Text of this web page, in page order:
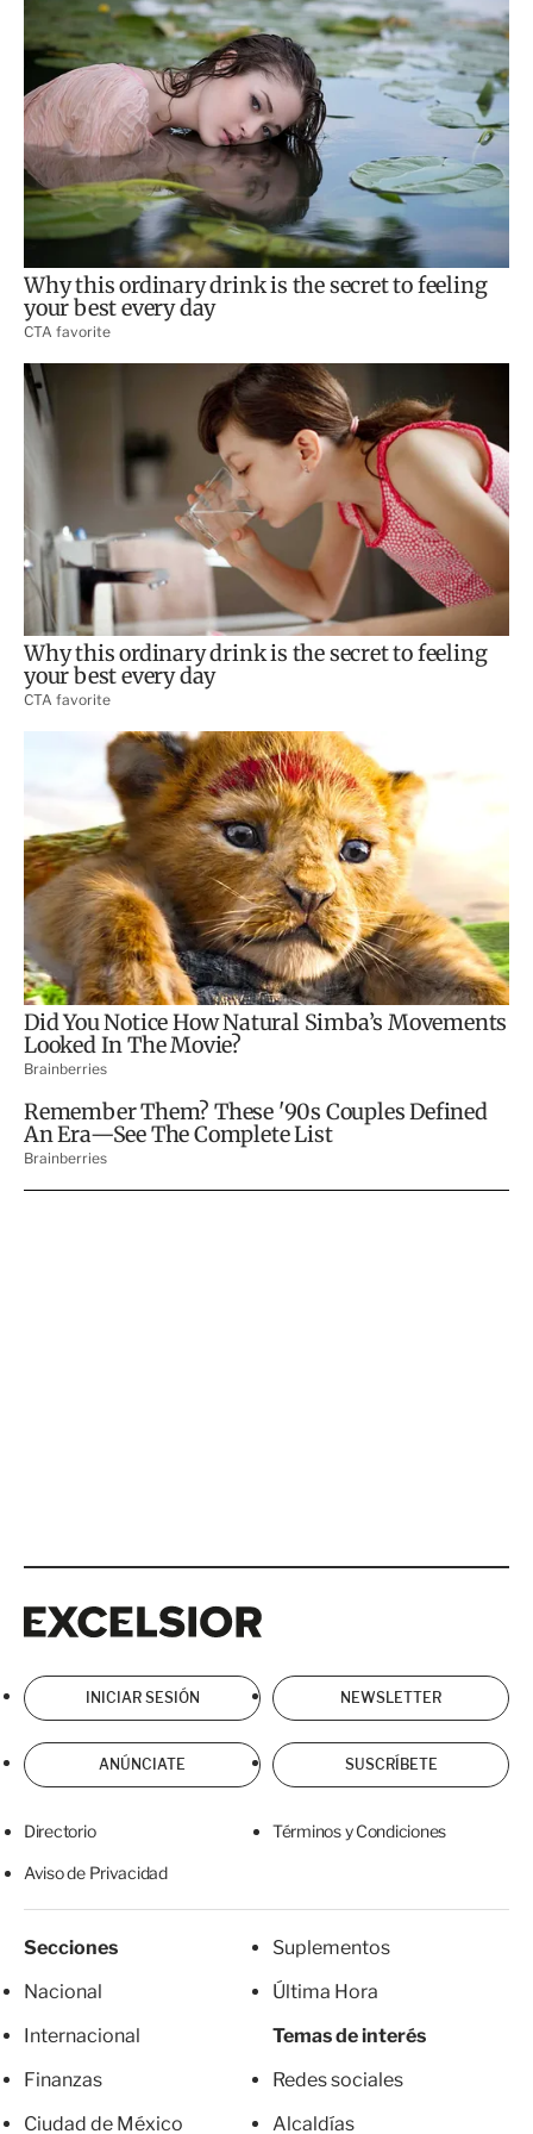
INICIAR SESIÓN NEWSLETTER
ANÚNCIATE SUSCRÍBETE
Directorio Términos y Condiciones
Aviso de Privacidad
Secciones
Nacional
Internacional
Finanzas
Ciudad de México
Suplementos
Última Hora
Temas de interés
Redes sociales
Alcaldías